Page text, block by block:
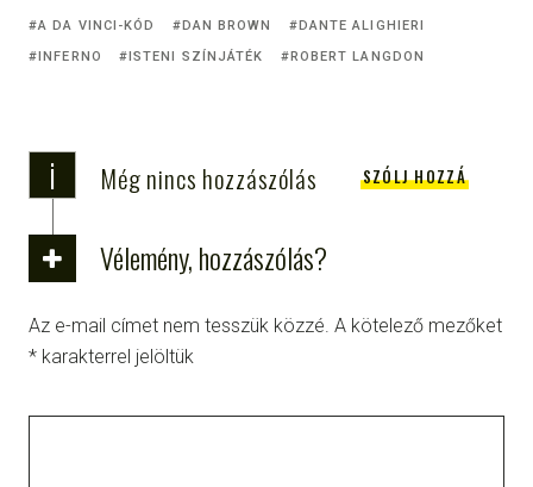
A DA VINCI-KÓD DAN BROWN
DANTE ALIGHIERI
INFERNO
ISTENI SZÍNJÁTÉK ROBERT LANGDON
i Még nincs hozzászólás SZÓLJ HOZZÁ
Vélemény, hozzászólás?
Az e-mail címet nem tesszük közzé. A kötelező mezőket
* karakterrel jelöltük